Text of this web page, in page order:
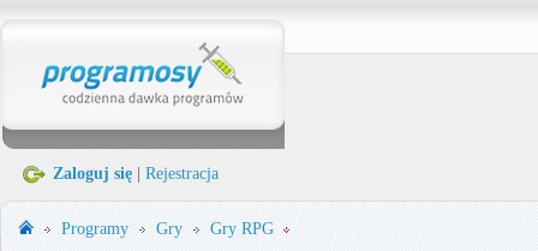
Zaloguj się Rejestracja
Programy Gry Gry RPG